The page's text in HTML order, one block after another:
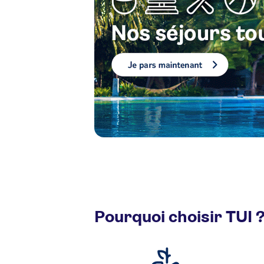
Pourquoi choisir TUI